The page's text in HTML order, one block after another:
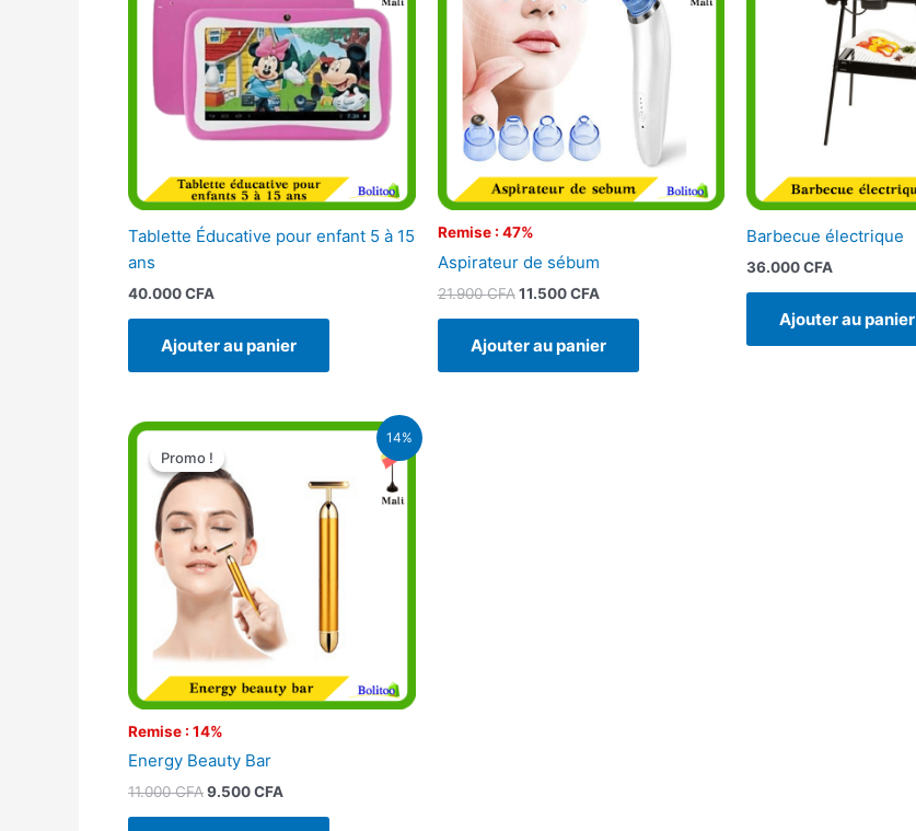
Tablette Éducative pour enfant 5 à 15
ans
40.000CFA
Ajouter au panier
Remise : 47%
Aspirateur de sébum
21.900CFA
21.900 CFA.
11.500CFA
11.500 CFA.
Ajouter au panier
Barbecue électrique
36.000CFA
Ajouter au panier
14%
Promo !
Remise : 14%
Promo !
Energy Beauty Bar
11.000CFA
Le
initial
était :
11.000 CFA.
9.500CFA
Le
est :
9.500 CFA.